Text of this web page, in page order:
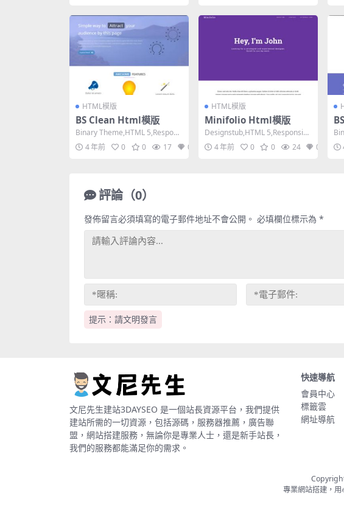
HTML模版
BS Clean Html模版
Binary Theme,HTML 5,Respons
ive, 4 Column...
4 年前 0 0 17 0
HTML模版
Minifolio Html模版
Designstub,HTML 5,Responsiv
e, 4 Columns,...
4 年前 0 0 24 0
評論（0）
提示：請文明發言
發佈留言必須填寫的電子郵件地址不會公開。 必填欄位標示為 *
文尼先生建站3DAYSEO 是一個站長資源平台，我們提供
建站所需的一切資源，包括源碼，服務器推薦，廣告聯
盟，網站搭建服務，無論你是專業人士，還是新手站長，
我們的服務都能滿足你的需求。
快速導航
會員中心
標籤雲
網址導航
專業網站搭建，